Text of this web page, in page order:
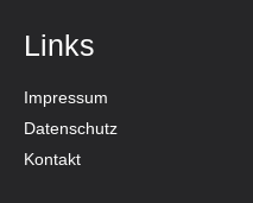
Links
Impressum
Datenschutz
Kontakt